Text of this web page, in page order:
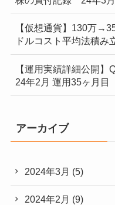
【仮想通貨】130万
ドルコスト平均法積み
【運用実績詳細公開
24年2月 運用35ヶ月目
アーカイブ
2024年3月 (5)
2024年2月 (9)